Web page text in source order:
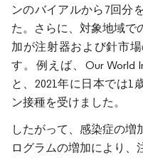
ンのバイアルから7回分
た。さらに、対象地域で
加が注射器および針市
す。例えば、Our World
と、2021年に日本では1
ン接種を受けました。
したがって、感染症の増
ログラムの増加により、